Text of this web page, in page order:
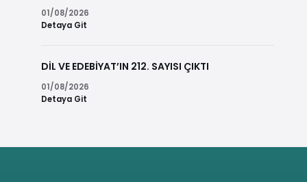
01/08/2026
Detaya Git
DİL VE EDEBİYAT’IN 212. SAYISI ÇIKTI
01/08/2026
Detaya Git